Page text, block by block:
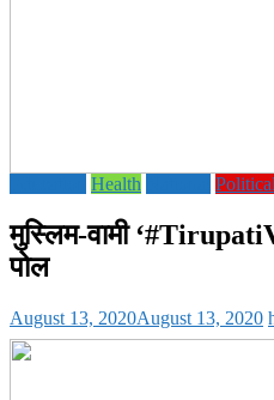
Health Political
मुस्लिम-वामी
पोल
August 13, 2020August 13, 2020